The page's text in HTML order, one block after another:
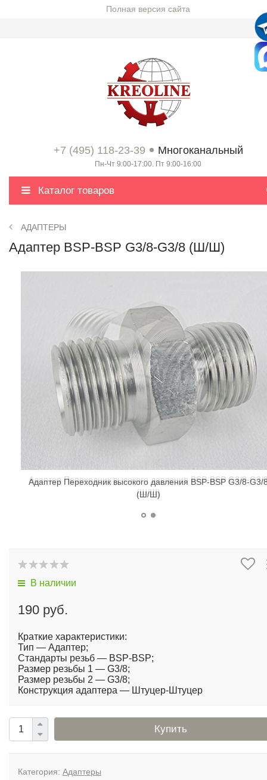
Полная версия сайта
+7 (495) 118-23-39 Многоканальный
Пн-Чт 9:00-17:00. Пт 9:00-16:00
Каталог товаров
АДАПТЕРЫ
Адаптер BSP-BSP G3/8-G3/8 (Ш/Ш)
Адаптер Переходник высокого давления BSP-BSP G3/8-G3/
(Ш/Ш)
Адаптер Переходник высокого давления BSP-BSP G3/8-G3/
(Ш/Ш)
В наличии
190 руб.
Краткие характеристики:
Тип — Адаптер;
Стандарты резьб — BSP-BSP;
Размер резьбы 1 — G3/8;
Размер резьбы 2 — G3/8;
Конструкция адаптера — Штуцер-Штуцер
Купить
Категория: Адаптеры